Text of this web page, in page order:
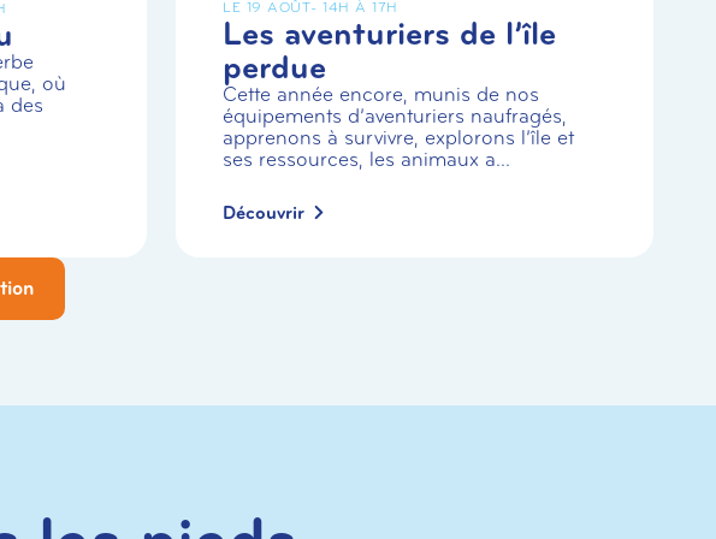
où
des
LE 19 AOÛT- 14H À 17H
Les aventuriers de l’île
perdue
Cette année encore, munis de nos
équipements d’aventuriers naufragés,
apprenons à survivre, explorons l’île et
ses ressources, les animaux a...
Découvrir